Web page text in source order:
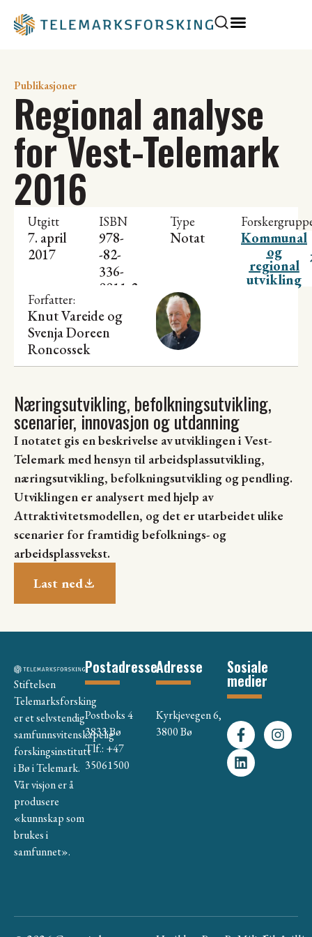
Publikasjoner
Regional analyse
for Vest-Telemark
2016
Utgitt
7. april
2017
ISBN
978-
-82-
336-
0011-2
Type
Notat Kommunal
og
regional
utvikling
Forfatter:
Knut Vareideog
Svenja Doreen
Roncossek
Næringsutvikling, befolkningsutvikling,
scenarier, innovasjon og utdanning
I notatet gis en beskrivelse av utviklingen i Vest-
Telemark med hensyn til arbeidsplassutvikling,
næringsutvikling, befolkningsutvikling og pendling.
Utviklingen er analysert med hjelp av
Attraktivitetsmodellen, og det er utarbeidet ulike
scenarier for framtidig befolknings- og
arbeidsplassvekst.
Last ned
Stiftelsen
Telemarksforsking
er et selvstendig
samfunnsvitenskapelig
forskingsinstitutt
i Bø i Telemark.
Vår visjon er å
produsere
«kunnskap som
brukes i
samfunnet».
Postadresse
Postboks 4
3833 Bø
Tlf.: +47
35061500
Adresse
Kyrkjevegen 6,
3800 Bø
Sosiale
medier